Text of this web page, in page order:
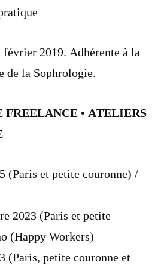
février 2019. Adhérente à la
de la Sophrologie.
FREELANCE • ATELIERS
(Paris et petite couronne) /
2023 (Paris et petite
(Happy Workers)
(Paris, petite couronne et